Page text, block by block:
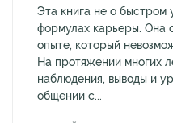
Эта книга не о быстром
формулах карьеры. Она
опыте, который
На протяжении многих
наблюдения, выводы и
общении с...